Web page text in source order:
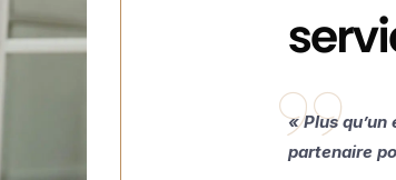
« Plus
partenaire